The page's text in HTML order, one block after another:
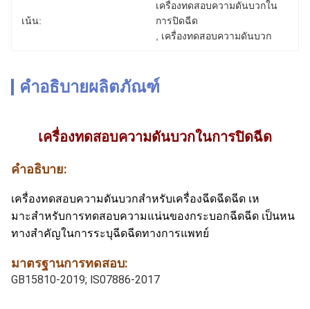
เน้น:
เครื่องทดสอบความดันบวกใน
การปิดฉีด
เครื่องทดสอบความดันบวก
คำอธิบายผลิตภัณฑ์
เครื่องทดสอบความดันบวกในการปิดฉีด
คําอธิบาย:
เครื่องทดสอบความดันบวกสําหรับเครื่องฉีดฉีดฉีด เห
มาะสําหรับการทดสอบความแน่นของกระบอกฉีดฉีด เป็นหน
ทางสําคัญในการระบุฉีดฉีดทางการแพทย์
มาตรฐานการทดสอบ:
GB15810-2019; lS07886-2017